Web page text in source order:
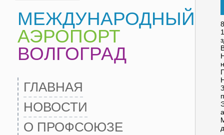
МЕЖДУНАРОДНЫЙ
АЭРОПОРТ
ВОЛГОГРАД
ГЛАВНАЯ
НОВОСТИ
О ПРОФСОЮЗЕ